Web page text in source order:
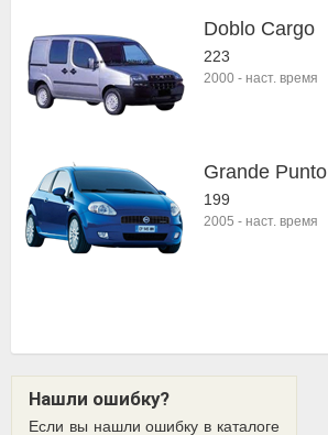
Doblo Cargo
223
2000 - наст. время
Grande Punto
199
2005 - наст. время
Нашли ошибку?
Если вы нашли ошибку в каталоге